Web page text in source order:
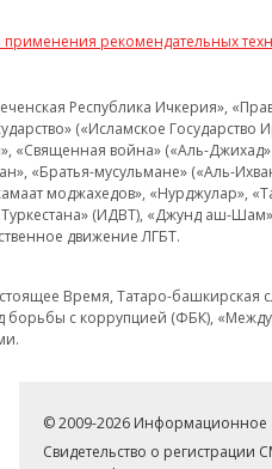
применения рекомендательных
Республика Ичкерия»,
(«Исламское
война» («Аль-Джихад»
мусульмане» («Аль-
моджахедов», «Нурджулар»,
(ИДВТ), «Джунд аш-
движение ЛГБТ.
Время, Татаро-
с коррупцией (ФБК),
© 2009-2026 Информационное
Свидетельство о